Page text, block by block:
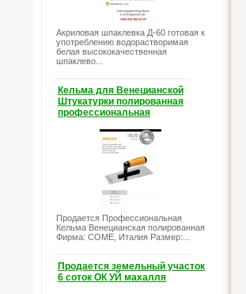
Акриловая шпаклевка Д-60 готовая к
употреблению водорастворимая
белая высококачественная
шпаклево...
Кельма для Венецианской
Штукатурки полированная
профессиональная
Продается Профессиональная
Кельма Венецианская полированная
Фирма: COME, Италия Размер:...
Продается земельный участок
6 соток ОК УЙ махалля